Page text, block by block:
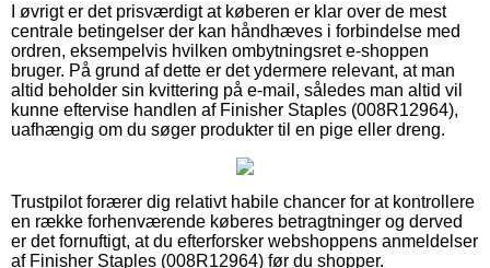
I øvrigt er det prisværdigt at køberen er klar over de mest
centrale betingelser der kan håndhæves i forbindelse med
ordren, eksempelvis hvilken ombytningsret e-shoppen
bruger. På grund af dette er det ydermere relevant, at man
altid beholder sin kvittering på e-mail, således man altid vil
kunne eftervise handlen af Finisher Staples (008R12964),
uafhængig om du søger produkter til en pige eller dreng.
Trustpilot forærer dig relativt habile chancer for at kontrollere
en række forhenværende køberes betragtninger og derved
er det fornuftigt, at du efterforsker webshoppens anmeldelser
af Finisher Staples (008R12964) før du shopper.